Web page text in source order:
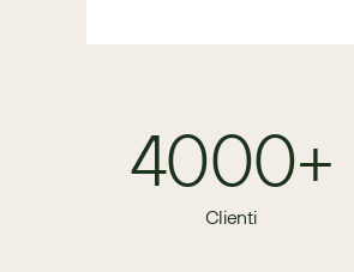
4000+
Clienti